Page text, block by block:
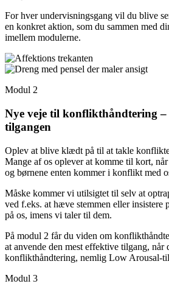
For hver undervisningsgang vil du blive
en konkret aktion, som du sammen med
imellem modulerne.
Modul 2
Nye veje til konflikthåndtering
tilgangen
Oplev at blive klædt på til at takle
Mange af os oplever at komme til kort,
og børnene enten kommer i konflikt med
Måske kommer vi utilsigtet til selv at
ved f.eks. at hæve stemmen eller insistere
på os, imens vi taler til dem.
På modul 2 får du viden om
at anvende den mest effektive tilgang, når
konflikthåndtering, nemlig Low Arousal-
Modul 3